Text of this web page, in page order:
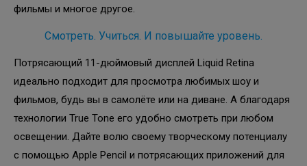
фильмы и многое другое.
Смотреть. Учиться. И повышайте уровень.
Потрясающий 11-дюймовый дисплей Liquid Retina
идеально подходит для просмотра любимых шоу и
фильмов, будь вы в самолёте или на диване. А благодаря
технологии True Tone его удобно смотреть при любом
освещении. Дайте волю своему творческому потенциалу
с помощью Apple Pencil и потрясающих приложений для